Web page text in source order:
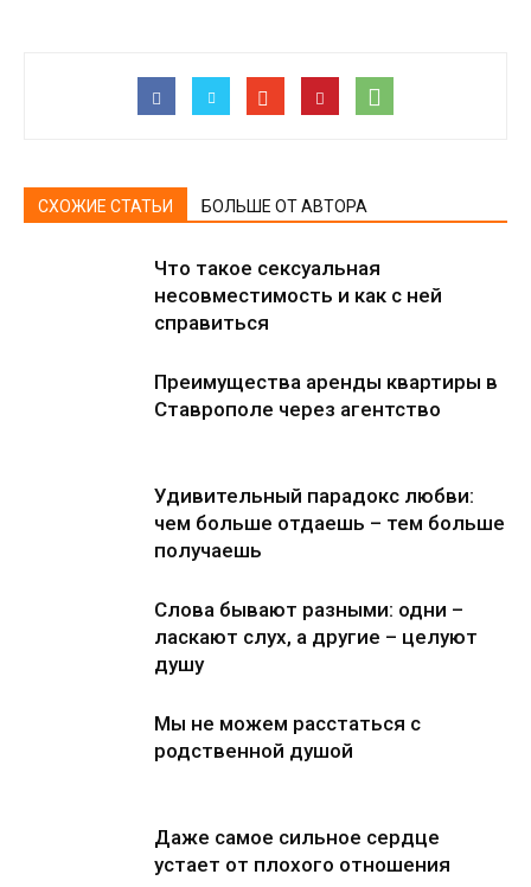
СХОЖИЕ СТАТЬИ БОЛЬШЕ ОТ АВТОРА
Что такое сексуальная
несовместимость и как с ней
справиться
Преимущества аренды квартиры в
Ставрополе через агентство
Удивительный парадокс любви:
чем больше отдаешь – тем больше
получаешь
Слова бывают разными: одни –
ласкают слух, а другие – целуют
душу
Мы не можем расстаться с
родственной душой
Даже самое сильное сердце
устает от плохого отношения